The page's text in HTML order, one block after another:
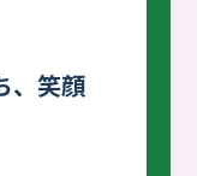
、笑顔